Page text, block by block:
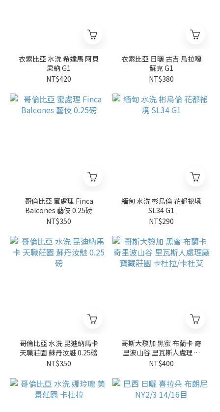
衣索比亞 水洗 希達馬 阿貝
果納 G1
NT$420
衣索比亞 日曬 古吉 烏拉嘎
蘇克 G1
NT$380
哥倫比亞 蜜處理 Finca
Balcones 藝伎 0.25磅
NT$350
緬甸 水洗 彬烏倫 花都祕境
SL34 G1
NT$290
哥倫比亞 水洗 昆迪納馬卡
天職莊園 蘇丹汝魅 0.25磅
NT$350
哥斯大黎加 黑蜜 布蘭卡 奇
里波山谷 里瓦斯人處理廠
寶藏莊園 卡杜拉/卡杜艾
NT$400